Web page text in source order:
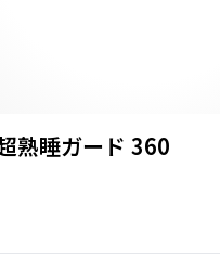
熟睡ガード 360